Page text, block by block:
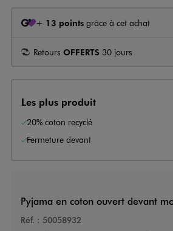
+ 13 points grâce à cet achat
Retours OFFERTS 30 jours
Les plus produit
20% coton recyclé
Fermeture devant
Pyjama en coton ouvert devant
Réf. : 50058932